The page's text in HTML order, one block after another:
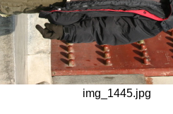
img_1445.jpg